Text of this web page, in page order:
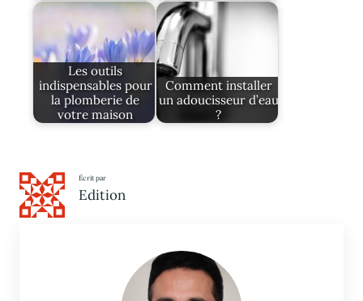
Les outils
indispensables pour
la plomberie de
votre maison
Comment installer
un adoucisseur d’eau
?
Écrit par
Edition